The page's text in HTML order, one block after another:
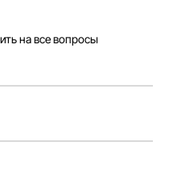
на все вопросы